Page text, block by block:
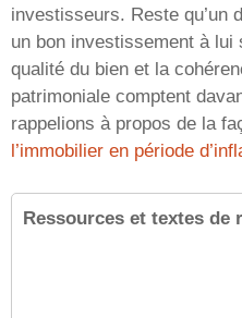
investisseurs. Reste qu’un
un bon investissement à lui
qualité du bien et la
patrimoniale comptent
rappelions à propos de la
l’immobilier en période
Ressources et textes de